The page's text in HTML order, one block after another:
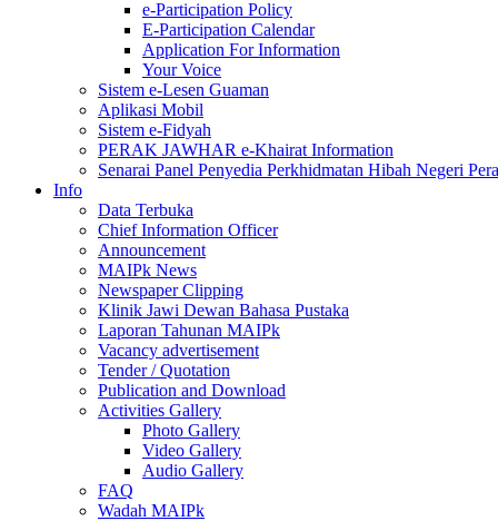
e-Participation Policy
E-Participation Calendar
Application For Information
Your Voice
Sistem e-Lesen Guaman
Aplikasi Mobil
Sistem e-Fidyah
PERAK JAWHAR e-Khairat Information
Senarai Panel Penyedia Perkhidmatan Hibah Negeri
Info
Data Terbuka
Chief Information Officer
Announcement
MAIPk News
Newspaper Clipping
Klinik Jawi Dewan Bahasa Pustaka
Laporan Tahunan MAIPk
Vacancy advertisement
Tender / Quotation
Publication and Download
Activities Gallery
Photo Gallery
Video Gallery
Audio Gallery
FAQ
Wadah MAIPk